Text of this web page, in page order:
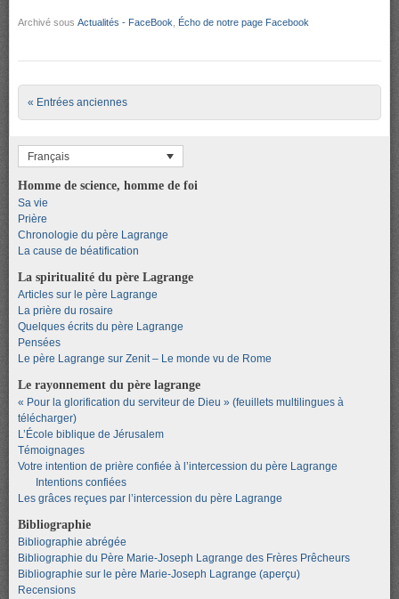
Archivé sous Actualités - FaceBook Écho de notre page Facebook
Post navigation
« Entrées anciennes
Français
Homme de science, homme de foi
Sa vie
Prière
Chronologie du père Lagrange
La cause de béatification
La spiritualité du père Lagrange
Articles sur le père Lagrange
La prière du rosaire
Quelques écrits du père Lagrange
Pensées
Le père Lagrange sur Zenit – Le monde vu de Rome
Le rayonnement du père lagrange
« Pour la glorification du serviteur de Dieu » (feuillets multilingues à
télécharger)
L’École biblique de Jérusalem
Témoignages
Votre intention de prière confiée à l’intercession du père Lagrange
Intentions confiées
Les grâces reçues par l’intercession du père Lagrange
Bibliographie
Bibliographie abrégée
Bibliographie du Père Marie-Joseph Lagrange des Frères Prêcheurs
Bibliographie sur le père Marie-Joseph Lagrange (aperçu)
Recensions